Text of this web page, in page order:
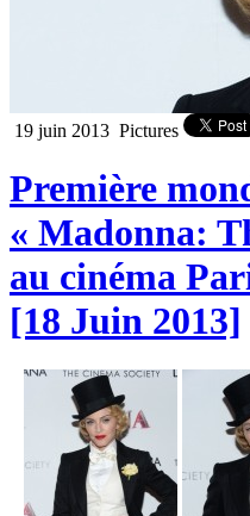
19 juin 2013 Pictures
Première
« Madonna:
au cinéma
[18 Juin 2013]